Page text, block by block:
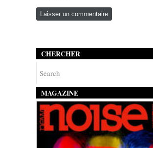
CHERCHER
MAGAZINE